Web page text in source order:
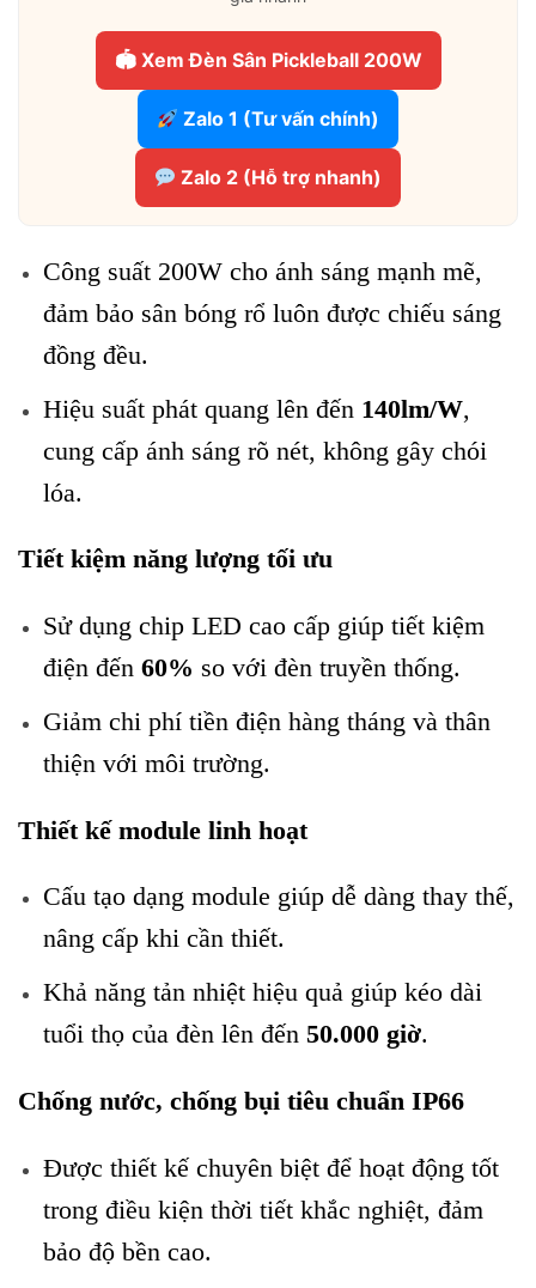
🏟 Xem Đèn Sân Pickleball 200W
Zalo 1 (Tư vấn chính)
Zalo 2 (Hỗ trợ nhanh)
Công suất 200W cho ánh sáng mạnh mẽ,
đảm bảo sân bóng rổ luôn được chiếu sáng
đồng đều.
Hiệu suất phát quang lên đến 140lm/W,
cung cấp ánh sáng rõ nét, không gây chói
lóa.
Tiết kiệm năng lượng tối ưu
Sử dụng chip LED cao cấp giúp tiết kiệm
điện đến 60% so với đèn truyền thống.
Giảm chi phí tiền điện hàng tháng và thân
thiện với môi trường.
Thiết kế module linh hoạt
Cấu tạo dạng module giúp dễ dàng thay thế,
nâng cấp khi cần thiết.
Khả năng tản nhiệt hiệu quả giúp kéo dài
tuổi thọ của đèn lên đến 50.000 giờ.
Chống nước, chống bụi tiêu chuẩn IP66
Được thiết kế chuyên biệt để hoạt động tốt
trong điều kiện thời tiết khắc nghiệt, đảm
bảo độ bền cao.